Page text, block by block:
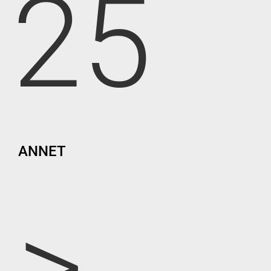
25
ANNET